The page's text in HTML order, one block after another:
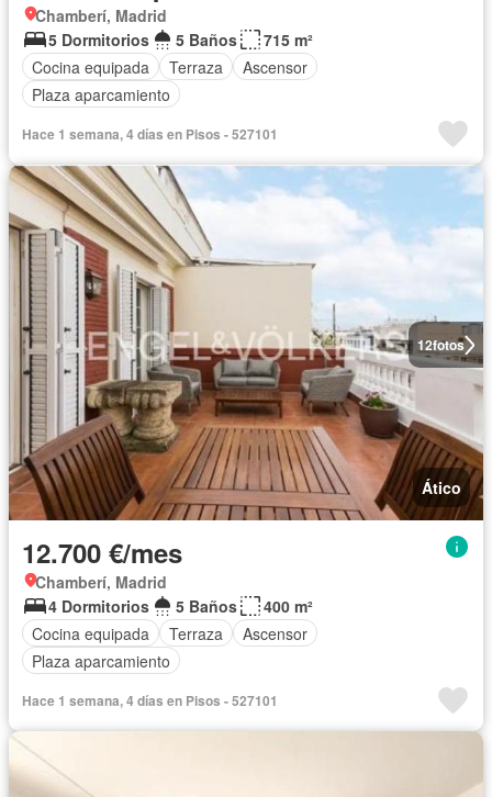
Chamberí, Madrid
5 Dormitorios
5 Baños
715 m²
Cocina equipada
Terraza
Ascensor
Plaza aparcamiento
Hace 1 semana, 4 días en Pisos - 527101
12fotos
Ático
12.700 €/mes
Chamberí, Madrid
4 Dormitorios
5 Baños
400 m²
Cocina equipada
Terraza
Ascensor
Plaza aparcamiento
Hace 1 semana, 4 días en Pisos - 527101